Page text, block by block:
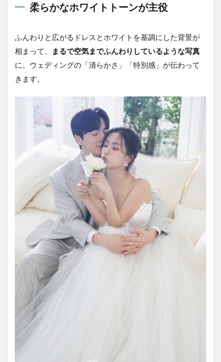
柔らかなホワイトトーンが主役
ふんわりと広がるドレスとホワイトを基調にした背景が
相まって、
まるで空気までふんわりしているような写真
に。ウェディングの「清らかさ」「特別感」が伝わって
きます。